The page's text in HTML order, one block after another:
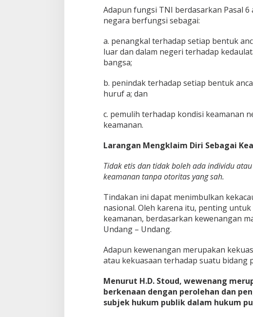
L
e
b
g
a
e
a
m
a
n
a
F
o
r
m
a
Adapun fungsi TNI berdasarkan Pasal
negara berfungsi sebagai:
a. penangkal terhadap setiap bentuk
luar dan dalam negeri terhadap
bangsa;
b. penindak terhadap setiap bentuk
huruf a; dan
c. pemulih terhadap kondisi keamanan
keamanan.
Larangan Mengklaim Diri Sebagai
Tidak etis dan tidak boleh ada individu
keamanan tanpa otoritas yang sah.
Tindakan ini dapat menimbulkan
nasional. Oleh karena itu, penting
keamanan, berdasarkan kewenangan
Undang – Undang.
Adapun kewenangan merupakan
atau kekuasaan terhadap suatu bidang
Menurut H.D. Stoud, wewenang
berkenaan dengan perolehan dan
subjek hukum publik dalam hukum